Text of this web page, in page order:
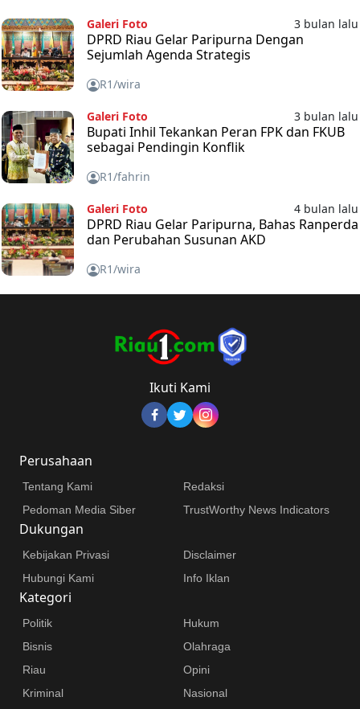
Galeri Foto 3 bulan lalu
DPRD Riau Gelar Paripurna Dengan
Sejumlah Agenda Strategis
R1/wira
Galeri Foto 3 bulan lalu
Bupati Inhil Tekankan Peran FPK dan FKUB
sebagai Pendingin Konflik
R1/fahrin
Galeri Foto 4 bulan lalu
DPRD Riau Gelar Paripurna, Bahas Ranperda
dan Perubahan Susunan AKD
R1/wira
Ikuti Kami
Perusahaan
Tentang Kami
Redaksi
Pedoman Media Siber
TrustWorthy News Indicators
Dukungan
Kebijakan Privasi
Disclaimer
Hubungi Kami
Info Iklan
Kategori
Politik
Hukum
Bisnis
Olahraga
Riau
Opini
Kriminal
Nasional